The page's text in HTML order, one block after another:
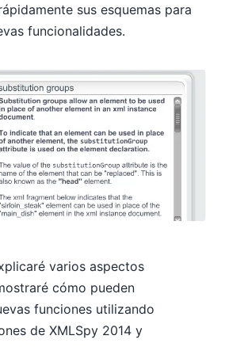
sus esquemas para
funcionalidades.
varios aspectos
cómo pueden
funciones utilizando
de XMLSpy 2014 y